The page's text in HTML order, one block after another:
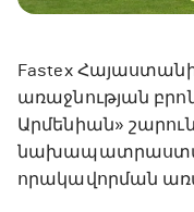
Fastex
առաջնության
Արմենիան»
որակավորման